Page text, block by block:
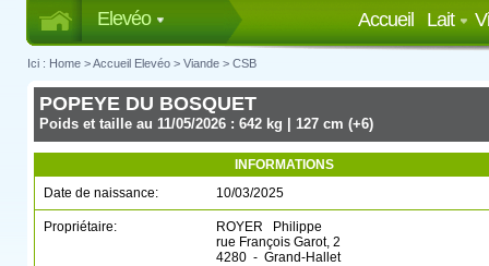
Elevéo Lait
Accueil
Ici : Home >Accueil Elevéo > Viande > CSB
POPEYE DU BOSQUET
Poids et taille au 11/05/2026 : 642 kg | 127 cm (+6)
INFORMATIONS
Date de naissance:
10/03/2025
Propriétaire:
ROYER Philippe
rue François Garot, 2
4280 - Grand-Hallet